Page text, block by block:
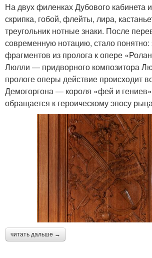
На двух филенках Дубового кабинета
скрипка, гобой, флейты, лира,
треугольник нотные знаки. После
современную нотацию, стало понятно:
фрагментов из пролога к опере
Люлли — придворного композитора
прологе оперы действие происходит
Демогоргона — короля «фей и
обращается к героическому эпосу
читать дальше →